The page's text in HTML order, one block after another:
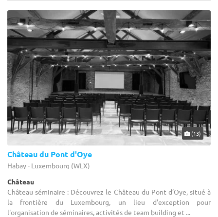
(13)
Château du Pont d'Oye
Habay - Luxembourg (WLX)
Château
Château séminaire : Découvrez le Château du Pont d’Oye, situé à
la frontière du Luxembourg, un lieu d'exception pour
l'organisation de séminaires, activités de team building et ...